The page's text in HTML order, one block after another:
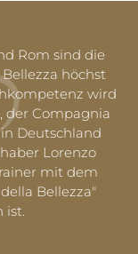
Rom sind die
höchst
wird
der Compagnia
Deutschland
Lorenzo
mit dem
Bellezza"
ist.